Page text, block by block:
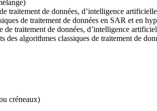
traitement de données, d’intelligence
de traitement de données en SAR et en
de traitement de données, d’intelligence
des algorithmes classiques de traitement de
créneaux)